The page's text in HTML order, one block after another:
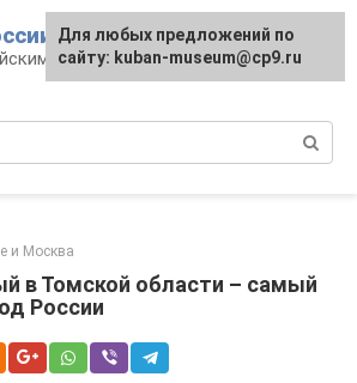
городам, маршруты и
и Москва
в Томской области – самый
России
Для любых предложений по
сайту: kuban-museum@cp9.ru